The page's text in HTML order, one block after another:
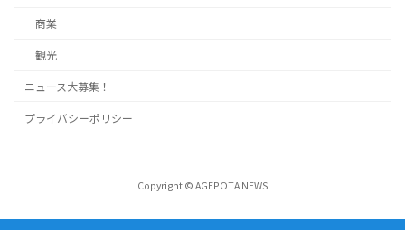
商業
観光
ニュース大募集！
プライバシーポリシー
Copyright © AGEPOTA NEWS